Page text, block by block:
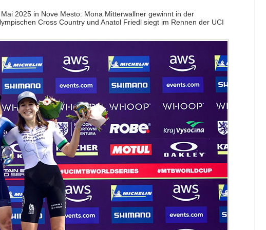
2025 in Nove Mesto: Mona Mitterwallner gewinnt in der
Cross Country und Anatol Friedl siegt im Rennen der UCI